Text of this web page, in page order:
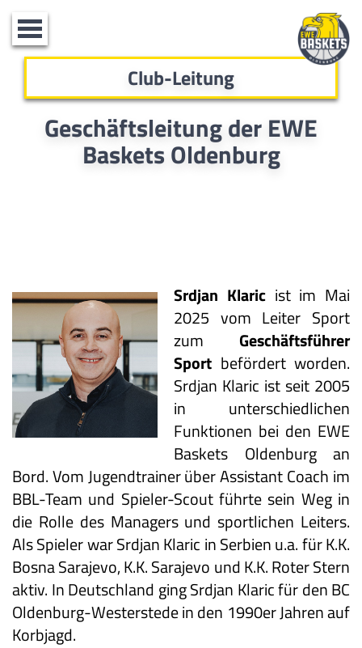
Toggle
navigation
Club-Leitung
Geschäftsleitung der EWE
Baskets Oldenburg
Srdjan Klaricist im Mai
2025 vom Leiter Sport
zum Geschäftsführer
Sport befördert worden.
Srdjan Klaric ist seit 2005
in unterschiedlichen
Funktionen bei den EWE
Baskets Oldenburg an
Bord. Vom Jugendtrainer über Assistant Coach im
BBL-Team und Spieler-Scout führte sein Weg in
die Rolle des Managers und sportlichen Leiters.
Als Spieler war Srdjan Klaric in Serbien u.a. für K.K.
Bosna Sarajevo, K.K. Sarajevo und K.K. Roter Stern
aktiv. In Deutschland ging Srdjan Klaric für den BC
Oldenburg-Westerstede in den 1990er Jahren auf
Korbjagd.